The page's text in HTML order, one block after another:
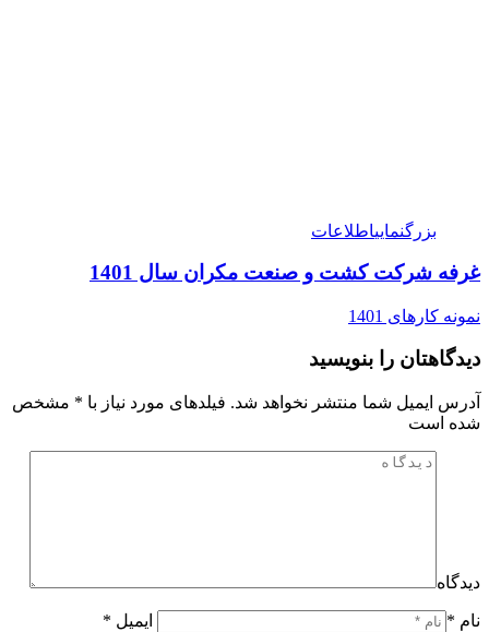
بزرگنماییاطلاعات
غرفه شرکت کشت و صنعت مکران سال 1401
نمونه کارهای 1401
دیدگاهتان را بنویسید
آدرس ایمیل شما منتشر نخواهد شد. فیلدهای مورد نیاز با * مشخص
شده است
دیدگاه
نام *
ایمیل *